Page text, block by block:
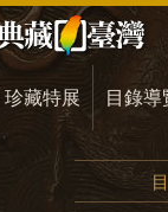
珍藏特展 目錄導